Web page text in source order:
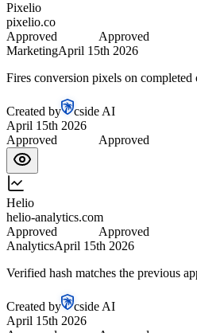
Pixelio
pixelio.co
Approved
Approved
MarketingApril 15th 2026
Fires conversion pixels on completed
Created by
cside AI
April 15th 2026
Approved
Approved
Helio
helio-analytics.com
Approved
Approved
AnalyticsApril 15th 2026
Verified hash matches the previous
Created by
cside AI
April 15th 2026